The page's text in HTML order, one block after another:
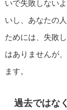
いで失敗しない
いし、あなたの
ためには、失敗
はありませんが
ます。
過去ではな